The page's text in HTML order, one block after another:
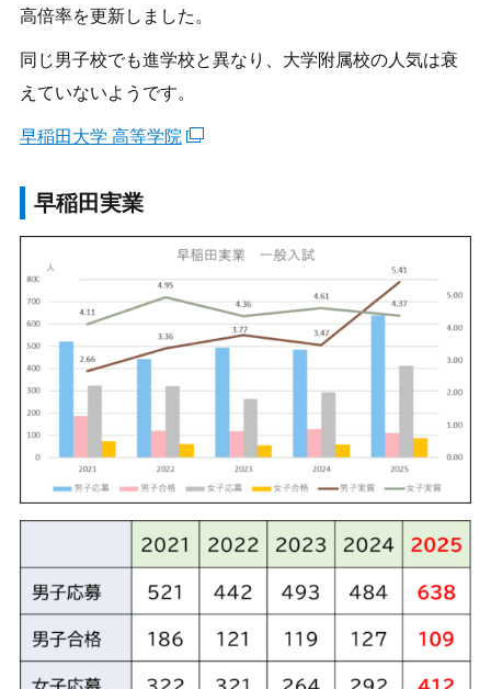
高倍率を更新しました。
同じ男子校でも進学校と異なり、大学附属校の人気は衰
えていないようです。
早稲田大学 高等学院
早稲田実業